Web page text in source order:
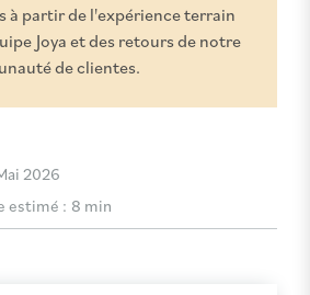
à partir de l'expérience terrain
Joya et des retours de notre
de clientes.
2026
estimé : 8 min